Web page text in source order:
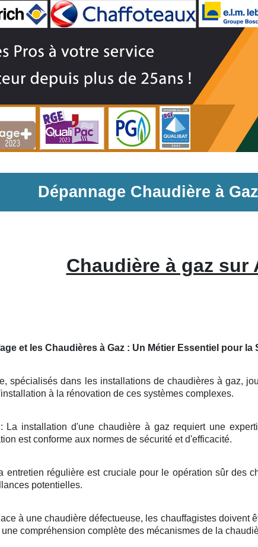
Dépannage Chaudière à Gaz
Chaudière à gaz sur
et les Chaudières à Gaz : Un Métier Essentiel pour la
spécialisés dans les installations de chaudières à gaz,
à la rénovation de ces systèmes complexes.
La installation d'une chaudière à gaz requiert une
est conforme aux normes de sécurité et d'efficacité.
entretien régulière est cruciale pour le opération sûr des
potentielles.
à une chaudière défectueuse, les chauffagistes doivent
compréhension complète des mécanismes de la